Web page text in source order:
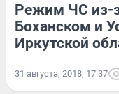
Режим ЧС из-
Боханском и
Иркутской
31 августа, 2018, 17:37